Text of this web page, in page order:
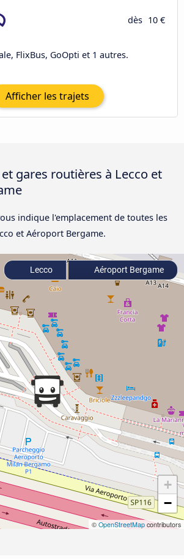
dès 10 €
FlixBus, GoOpti et 1 autres.
Afficher les trajets
gares routières à Lecco et
indique l'emplacement de toutes les
et Aéroport Bergame.
+
−
© OpenStreetMap contributors
Lecco Aéroport Bergame